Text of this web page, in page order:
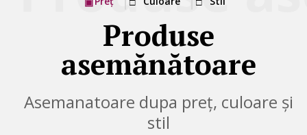
Produse
asemănătoare
Asemanatoare dupa preț, culoare și
stil